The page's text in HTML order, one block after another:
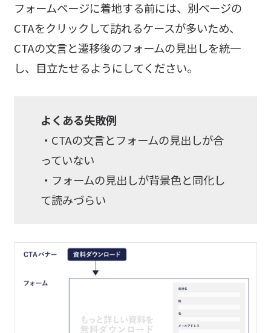
フォームページに着地する前には、別ページの
CTAをクリックして訪れるケースが多いため、
CTAの文言と遷移後のフォームの見出しを統一
し、目立たせるようにしてください。
よくある失敗例
・CTAの文言とフォームの見出しが合
っていない
・フォームの見出しが背景色と同化し
て読みづらい